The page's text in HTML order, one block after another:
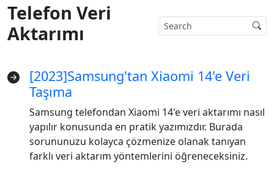
Telefon Veri
Aktarımı
[2023]Samsung'tan Xiaomi 14'e Veri
Taşıma
Samsung telefondan Xiaomi 14'e veri aktarımı nasıl
yapılır konusunda en pratik yazımızdır. Burada
sorununuzu kolayca çözmenize olanak tanıyan
farklı veri aktarım yöntemlerini öğreneceksiniz.